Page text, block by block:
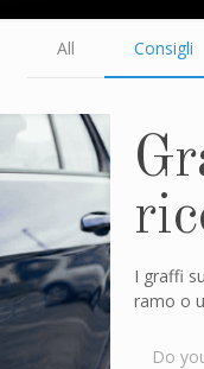
All Consigli
I graffi
ramo o
Do